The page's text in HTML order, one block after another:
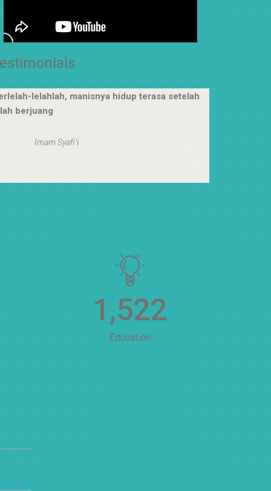
lelahlah, manisnya hidup terasa setelah
berjuang
Imam Syafi’i
1,522
Education